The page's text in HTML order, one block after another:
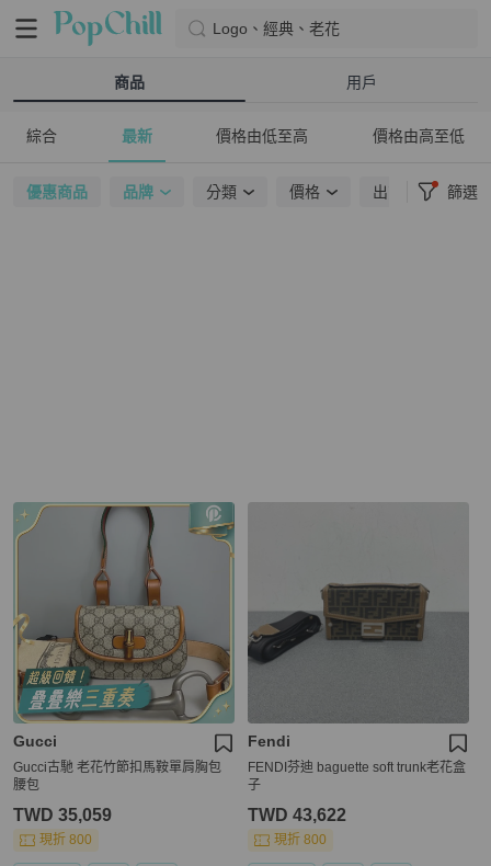
Logo、經典、老花
商品 用戶
綜合 最新 價格由低至高 價格由高至低
優惠商品 品牌 分類 價格 出貨地點 篩選
Gucci
Gucci古馳 老花竹節扣馬鞍單肩胸包
腰包
TWD 35,059
現折 800
Fendi
FENDI芬迪 baguette soft trunk老花盒
子
TWD 43,622
現折 800